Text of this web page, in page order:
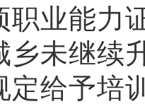
职业能力
乡未继续
定给予培